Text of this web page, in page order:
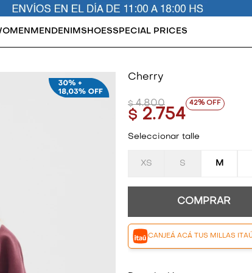
MEN DENIMSHOESSPECIAL PRICES
Cherry
$ 2.754
$ 4.800 42
Seleccionar talle
XS S M
COMPRAR
CANJEÁ ACÁ TUS MILLAS